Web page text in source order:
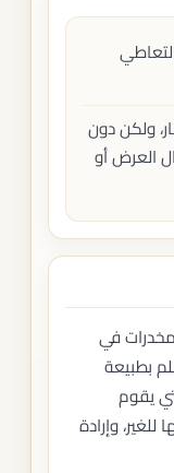
ولكن دون
العرض أو
في
بطبيعة
يقوم
وإرادة